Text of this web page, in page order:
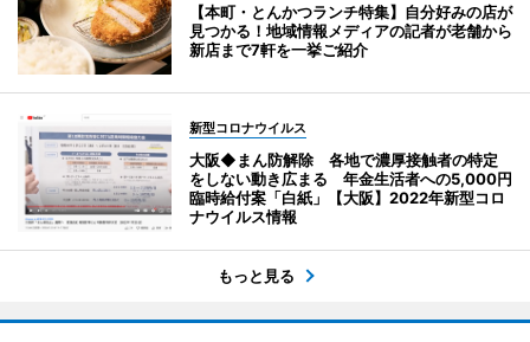
【本町・とんかつランチ特集】自分好みの店が
見つかる！地域情報メディアの記者が老舗から
新店まで7軒を一挙ご紹介
新型コロナウイルス
大阪◆まん防解除 各地で濃厚接触者の特定
をしない動き広まる 年金生活者への5,000円
臨時給付案「白紙」【大阪】2022年新型コロ
ナウイルス情報
もっと見る